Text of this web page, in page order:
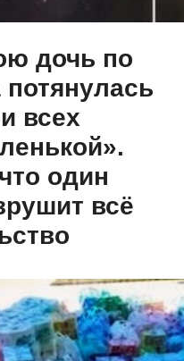
дочь по
потянулась
всех
один
всё